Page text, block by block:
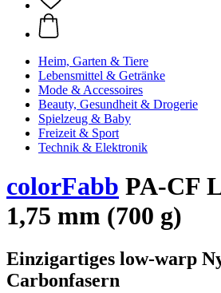
Heim, Garten & Tiere
Lebensmittel & Getränke
Mode & Accessoires
Beauty, Gesundheit & Drogerie
Spielzeug & Baby
Freizeit & Sport
Technik & Elektronik
colorFabb PA-CF
1,75 mm (700 g)
Einzigartiges low-warp
Carbonfasern